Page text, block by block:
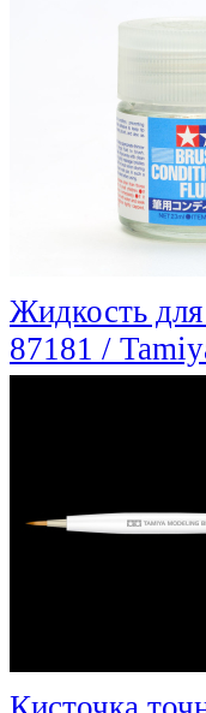
Жидкость
87181 /